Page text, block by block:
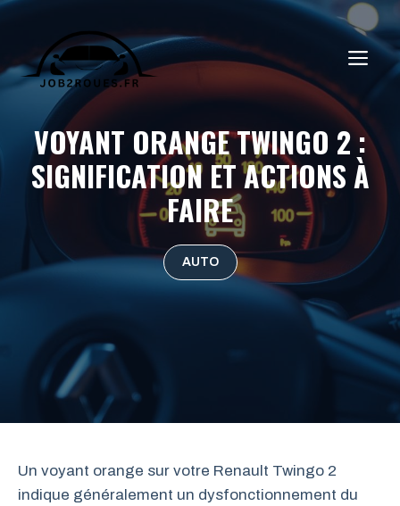
Aller
contenu
VOYANT ORANGE TWINGO 2 :
SIGNIFICATION ET ACTIONS À
FAIRE
AUTO
Un voyant orange sur votre Renault Twingo 2
indique généralement un dysfonctionnement du